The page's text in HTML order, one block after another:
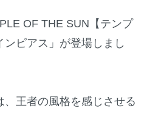
OF THE SUN【テンプ
ピアス」が登場しまし
王者の風格を感じさせる